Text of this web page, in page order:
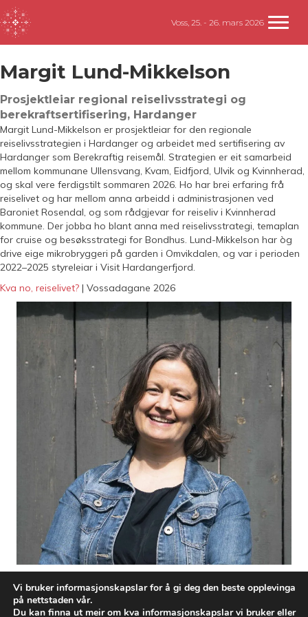
Voss, 25. - 26. mars 2026
Margit Lund-Mikkelson
Prosjektleiar regional reiselivsstrategi og
berekraftsertifisering, Hardanger
Margit Lund-Mikkelson er prosjektleiar for den regionale
reiselivsstrategien i Hardanger og arbeidet med sertifisering av
Hardanger som Berekraftig reisemål. Strategien er eit samarbeid
mellom kommunane Ullensvang, Kvam, Eidfjord, Ulvik og Kvinnherad,
og skal vere ferdigstilt sommaren 2026. Ho har brei erfaring frå
reiselivet og har mellom anna arbeidd i administrasjonen ved
Baroniet Rosendal, og som rådgjevar for reiseliv i Kvinnherad
kommune. Der jobba ho blant anna med reiselivsstrategi, temaplan
for cruise og besøksstrategi for Bondhus. Lund-Mikkelson har òg
drive eige mikrobryggeri på garden i Omvikdalen, og var i perioden
2022–2025 styreleiar i Visit Hardangerfjord.
Kva no, reiselivet? | Vossadagane 2026
Posts
← Monica Berstad
Vi bruker informasjonskapslar for å gi deg den beste opplevinga
på nettstaden vår.
Du kan finna ut meir om kva informasjonskapslar vi bruker eller